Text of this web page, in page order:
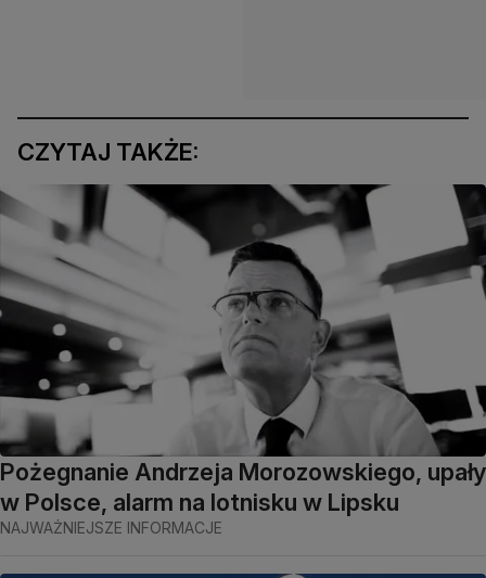
CZYTAJ TAKŻE:
Pożegnanie Andrzeja Morozowskiego, upały
w Polsce, alarm na lotnisku w Lipsku
NAJWAŻNIEJSZE INFORMACJE